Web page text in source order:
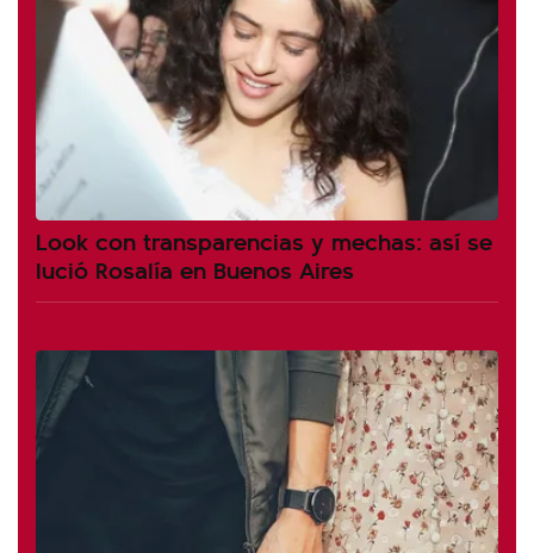
Look con transparencias y mechas: así se
lució Rosalía en Buenos Aires